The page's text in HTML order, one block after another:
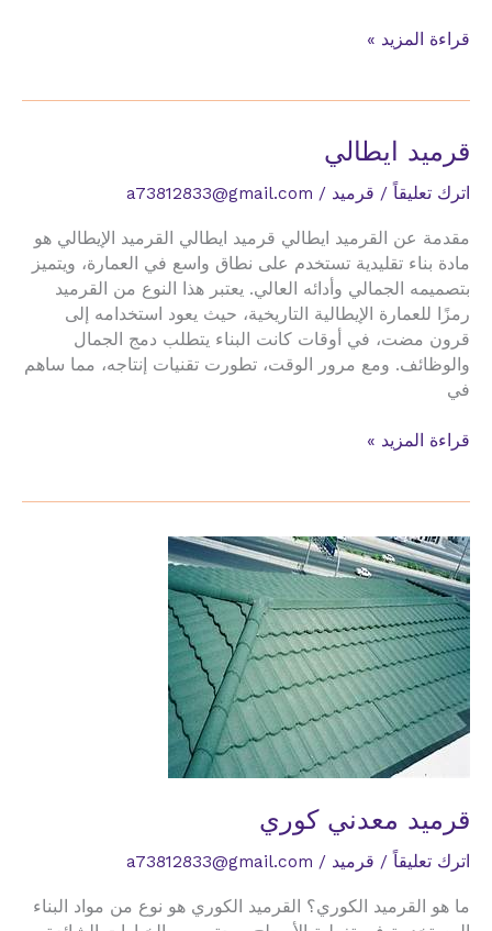
قرميد
سي
قراءة المزيد »
قرميد ايطالي
اترك تعليقاً / قرميد /
a73812833@gmail.com
مقدمة عن القرميد ايطالي قرميد ايطالي القرميد الإيطالي هو
مادة بناء تقليدية تستخدم على نطاق واسع في العمارة، ويتميز
بتصميمه الجمالي وأدائه العالي. يعتبر هذا النوع من القرميد
رمزًا للعمارة الإيطالية التاريخية، حيث يعود استخدامه إلى
قرون مضت، في أوقات كانت البناء يتطلب دمج الجمال
والوظائف. ومع مرور الوقت، تطورت تقنيات إنتاجه، مما ساهم
في
قرميد
قراءة المزيد »
قرميد معدني كوري
اترك تعليقاً / قرميد /
a73812833@gmail.com
ما هو القرميد الكوري؟ القرميد الكوري هو نوع من مواد البناء